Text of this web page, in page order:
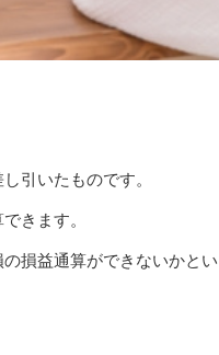
引いたものです。
きます。
損益通算ができないかと